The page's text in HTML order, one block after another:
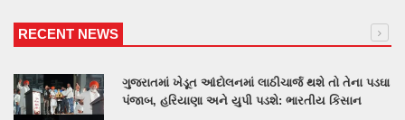
RECENT NEWS
ગુજરાતમાં ખેડૂત આંદોલનમાં લાઠીચાર્જ થશે તો તેના પડઘા
પંજાબ, હરિયાણા અને યુપી પડશે: ભારતીય કિસાન